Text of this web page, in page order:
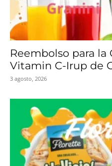
Reembolso para la
Vitamin C-Irup de
3 agosto, 2026